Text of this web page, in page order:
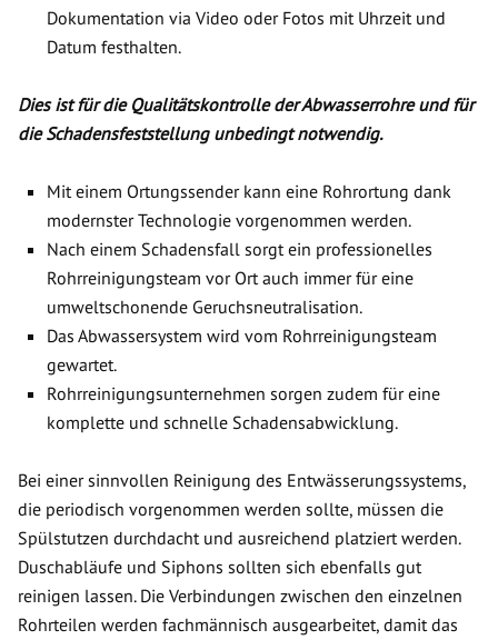
Dokumentation via Video oder Fotos mit Uhrzeit und
Datum festhalten.
Dies ist für die Qualitätskontrolle der Abwasserrohre und für
die Schadensfeststellung unbedingt notwendig.
Mit einem Ortungssender kann eine Rohrortung dank
modernster Technologie vorgenommen werden.
Nach einem Schadensfall sorgt ein professionelles
Rohrreinigungsteam vor Ort auch immer für eine
umweltschonende Geruchsneutralisation.
Das Abwassersystem wird vom Rohrreinigungsteam
gewartet.
Rohrreinigungsunternehmen sorgen zudem für eine
komplette und schnelle Schadensabwicklung.
Bei einer sinnvollen Reinigung des Entwässerungssystems,
die periodisch vorgenommen werden sollte, müssen die
Spülstutzen durchdacht und ausreichend platziert werden.
Duschabläufe und Siphons sollten sich ebenfalls gut
reinigen lassen. Die Verbindungen zwischen den einzelnen
Rohrteilen werden fachmännisch ausgearbeitet, damit das